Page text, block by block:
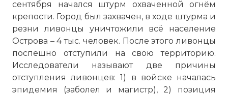
сентября начался штурм охваченной огнём
крепости. Город был захвачен, в ходе штурма и
резни ливонцы уничтожили всё население
Острова – 4 тыс. человек. После этого ливонцы
поспешно отступили на свою территорию.
Исследователи называют две причины
отступления ливонцев: 1) в войске началась
эпидемия (заболел и магистр), 2) позиция
☓